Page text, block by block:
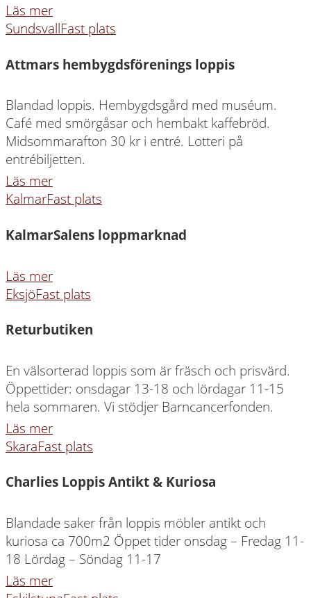
Läs mer
SundsvallFast plats
Attmars hembygdsförenings loppis
Blandad loppis. Hembygdsgård med muséum.
Café med smörgåsar och hembakt kaffebröd.
Midsommarafton 30 kr i entré. Lotteri på
entrébiljetten.
Läs mer
KalmarFast plats
KalmarSalens loppmarknad
Läs mer
EksjöFast plats
Returbutiken
En välsorterad loppis som är fräsch och prisvärd.
Öppettider: onsdagar 13-18 och lördagar 11-15
hela sommaren. Vi stödjer Barncancerfonden.
Läs mer
SkaraFast plats
Charlies Loppis Antikt & Kuriosa
Blandade saker från loppis möbler antikt och
kuriosa ca 700m2 Öppet tider onsdag – Fredag 11-
18 Lördag – Söndag 11-17
Läs mer